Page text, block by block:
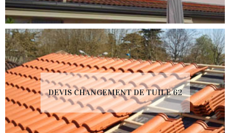
DEVIS CHANGEMENT DE TUILE 62